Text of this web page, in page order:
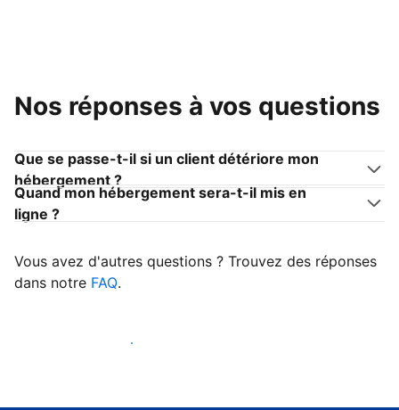
Nos réponses à vos questions
Que se passe-t-il si un client détériore mon
hébergement ?
Quand mon hébergement sera-t-il mis en
ligne ?
Vous avez d'autres questions ? Trouvez des réponses
dans notre FAQ.
Accueillir mes premiers clients